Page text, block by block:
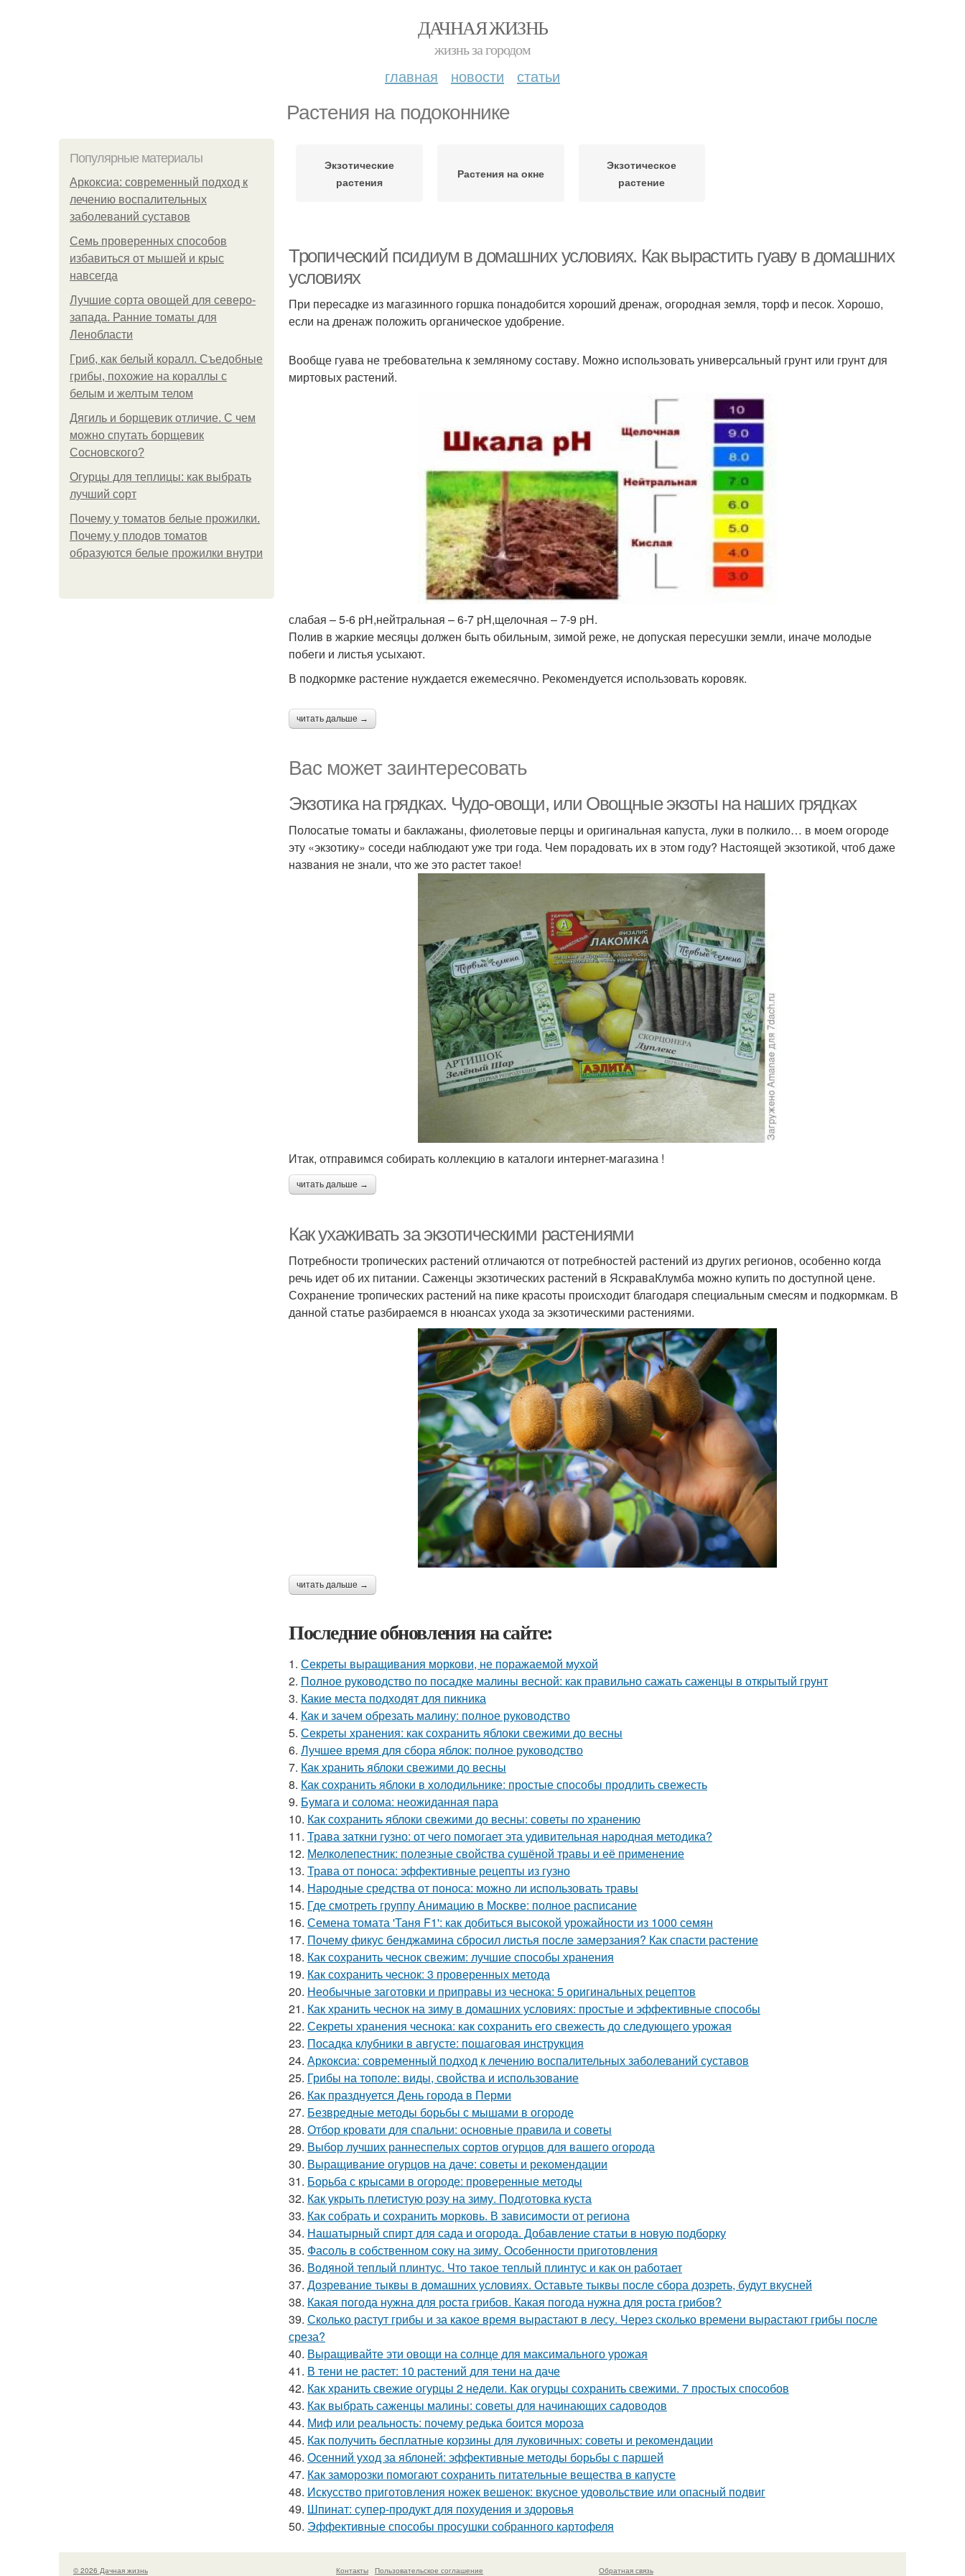
ДАЧНАЯ ЖИЗНЬ
жизнь за городом
главная новости статьи
Растения на подоконнике
Популярные материалы
Аркоксиа: современный подход к
лечению воспалительных
заболеваний суставов
Семь проверенных способов
избавиться от мышей и крыс
навсегда
Лучшие сорта овощей для северо-
запада. Ранние томаты для
Ленобласти
Гриб, как белый коралл. Съедобные
грибы, похожие на кораллы с
белым и желтым телом
Дягиль и борщевик отличие. С чем
можно спутать борщевик
Сосновского?
Огурцы для теплицы: как выбрать
лучший сорт
Почему у томатов белые прожилки.
Почему у плодов томатов
образуются белые прожилки внутри
Экзотические
растения
Растения на окне
Экзотическое
растение
Тропический псидиум в домашних условиях. Как вырастить гуаву в домашних
условиях
При пересадке из магазинного горшка понадобится хороший дренаж, огородная земля, торф и песок. Хорошо,
если на дренаж положить органическое удобрение.
Вообще гуава не требовательна к земляному составу. Можно использовать универсальный грунт или грунт для
миртовых растений.
слабая – 5-6 рН,нейтральная – 6-7 рН,щелочная – 7-9 рН.
Полив в жаркие месяцы должен быть обильным, зимой реже, не допуская пересушки земли, иначе молодые
побеги и листья усыхают.
В подкормке растение нуждается ежемесячно. Рекомендуется использовать коровяк.
читать дальше →
Вас может заинтересовать
Экзотика на грядках. Чудо-овощи, или Овощные экзоты на наших грядках
Полосатые томаты и баклажаны, фиолетовые перцы и оригинальная капуста, луки в полкило… в моем огороде
эту «экзотику» соседи наблюдают уже три года. Чем порадовать их в этом году? Настоящей экзотикой, чтоб даже
названия не знали, что же это растет такое!
Итак, отправимся собирать коллекцию в каталоги интернет-магазина !
читать дальше →
Как ухаживать за экзотическими растениями
Потребности тропических растений отличаются от потребностей растений из других регионов, особенно когда
речь идет об их питании. Саженцы экзотических растений в ЯскраваКлумба можно купить по доступной цене.
Сохранение тропических растений на пике красоты происходит благодаря специальным смесям и подкормкам. В
данной статье разбираемся в нюансах ухода за экзотическими растениями.
читать дальше →
Последние обновления на сайте:
1. Секреты выращивания моркови, не поражаемой мухой
2. Полное руководство по посадке малины весной: как правильно сажать саженцы в открытый грунт
3. Какие места подходят для пикника
4. Как и зачем обрезать малину: полное руководство
5. Секреты хранения: как сохранить яблоки свежими до весны
6. Лучшее время для сбора яблок: полное руководство
7. Как хранить яблоки свежими до весны
8. Как сохранить яблоки в холодильнике: простые способы продлить свежесть
9. Бумага и солома: неожиданная пара
10. Как сохранить яблоки свежими до весны: советы по хранению
11. Трава заткни гузно: от чего помогает эта удивительная народная методика?
12. Мелколепестник: полезные свойства сушёной травы и её применение
13. Трава от поноса: эффективные рецепты из гузно
14. Народные средства от поноса: можно ли использовать травы
15. Где смотреть группу Анимацию в Москве: полное расписание
16. Семена томата 'Таня F1': как добиться высокой урожайности из 1000 семян
17. Почему фикус бенджамина сбросил листья после замерзания? Как спасти растение
18. Как сохранить чеснок свежим: лучшие способы хранения
19. Как сохранить чеснок: 3 проверенных метода
20. Необычные заготовки и приправы из чеснока: 5 оригинальных рецептов
21. Как хранить чеснок на зиму в домашних условиях: простые и эффективные способы
22. Секреты хранения чеснока: как сохранить его свежесть до следующего урожая
23. Посадка клубники в августе: пошаговая инструкция
24. Аркоксиа: современный подход к лечению воспалительных заболеваний суставов
25. Грибы на тополе: виды, свойства и использование
26. Как празднуется День города в Перми
27. Безвредные методы борьбы с мышами в огороде
28. Отбор кровати для спальни: основные правила и советы
29. Выбор лучших раннеспелых сортов огурцов для вашего огорода
30. Выращивание огурцов на даче: советы и рекомендации
31. Борьба с крысами в огороде: проверенные методы
32. Как укрыть плетистую розу на зиму. Подготовка куста
33. Как собрать и сохранить морковь. В зависимости от региона
34. Нашатырный спирт для сада и огорода. Добавление статьи в новую подборку
35. Фасоль в собственном соку на зиму. Особенности приготовления
36. Водяной теплый плинтус. Что такое теплый плинтус и как он работает
37. Дозревание тыквы в домашних условиях. Оставьте тыквы после сбора дозреть, будут вкусней
38. Какая погода нужна для роста грибов. Какая погода нужна для роста грибов?
39. Сколько растут грибы и за какое время вырастают в лесу. Через сколько времени вырастают грибы после
среза?
40. Выращивайте эти овощи на солнце для максимального урожая
41. В тени не растет: 10 растений для тени на даче
42. Как хранить свежие огурцы 2 недели. Как огурцы сохранить свежими. 7 простых способов
43. Как выбрать саженцы малины: советы для начинающих садоводов
44. Миф или реальность: почему редька боится мороза
45. Как получить бесплатные корзины для луковичных: советы и рекомендации
46. Осенний уход за яблоней: эффективные методы борьбы с паршей
47. Как заморозки помогают сохранить питательные вещества в капусте
48. Искусство приготовления ножек вешенок: вкусное удовольствие или опасный подвиг
49. Шпинат: супер-продукт для похудения и здоровья
50. Эффективные способы просушки собранного картофеля
© 2026 Дачная жизнь Контакты Пользовательское соглашение Обратная связь